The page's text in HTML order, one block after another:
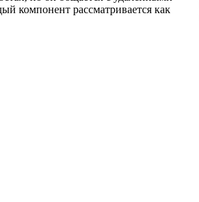
компонент рассматривается как